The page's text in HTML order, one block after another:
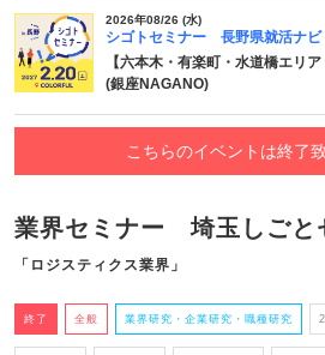
2026年08/26 (水)
シゴトセミナー 長野県就活ナビ
【六本木・有楽町・水道橋エリ
(銀座NAGANO)
こちらのイベントは終了
業界セミナー 埼玉しごと
「ロジスティクス業界」
終了 全般 業界研究・企業研究・職種研究